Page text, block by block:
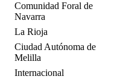
Comunidad Foral de
Navarra
La Rioja
Ciudad Autónoma de
Melilla
Internacional